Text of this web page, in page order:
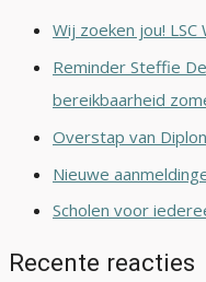
Wij zoeken jou!
Reminder Steffie
bereikbaarheid
Overstap van
Nieuwe
Scholen voor
Recente reacties